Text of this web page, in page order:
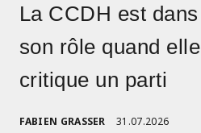
La CCDH est dans
son rôle quand elle
critique un parti
FABIEN GRASSER 31.07.2026